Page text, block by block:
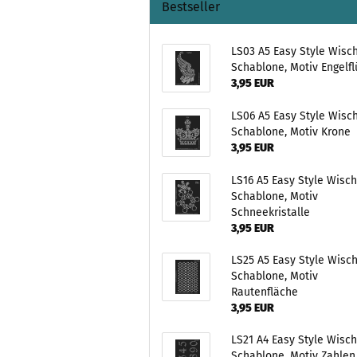
Bestseller
LS03 A5 Easy Style Wisch
Schablone, Motiv
3,95 EUR
LS06 A5 Easy Style Wisch
Schablone, Motiv Krone
3,95 EUR
LS16 A5 Easy Style Wisch
Schablone, Motiv
Schneekristalle
3,95 EUR
LS25 A5 Easy Style Wisch
Schablone, Motiv
Rautenfläche
3,95 EUR
LS21 A4 Easy Style Wisch